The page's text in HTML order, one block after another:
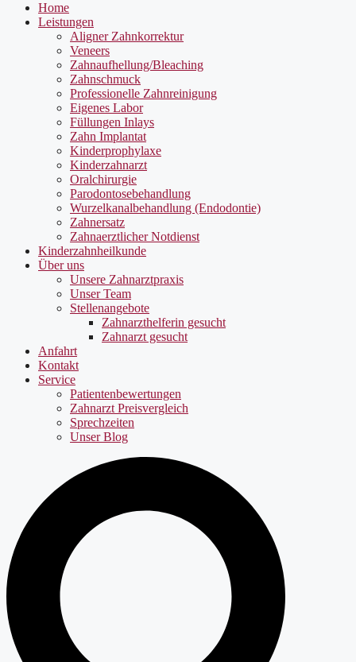
Home
Leistungen
Aligner Zahnkorrektur
Veneers
Zahnaufhellung/Bleaching
Zahnschmuck
Professionelle Zahnreinigung
Eigenes Labor
Füllungen Inlays
Zahn Implantat
Kinderprophylaxe
Kinderzahnarzt
Oralchirurgie
Parodontosebehandlung
Wurzelkanalbehandlung (Endodontie)
Zahnersatz
Zahnaerztlicher Notdienst
Kinderzahnheilkunde
Über uns
Unsere Zahnarztpraxis
Unser Team
Stellenangebote
Zahnarzthelferin gesucht
Zahnarzt gesucht
Anfahrt
Kontakt
Service
Patientenbewertungen
Zahnarzt Preisvergleich
Sprechzeiten
Unser Blog